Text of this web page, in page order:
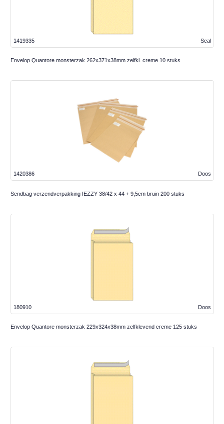
Seal
1419335
Envelop Quantore monsterzak 262x371x38mm zelfkl. creme 10 stuks
Doos
1420386
Sendbag verzendverpakking IEZZY 38/42 x 44 + 9,5cm bruin 200 stuks
Doos
180910
Envelop Quantore monsterzak 229x324x38mm zelfklevend creme 125 stuks